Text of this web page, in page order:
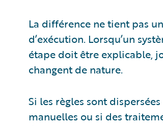
La différence ne tient pas
d’exécution. Lorsqu’un
étape doit être explicable,
changent de nature.
Si les règles sont
manuelles ou si des